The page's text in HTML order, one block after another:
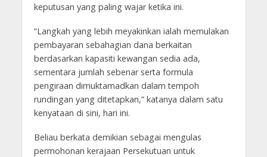
keputusan yang paling wajar ketika ini.
“Langkah yang lebih meyakinkan ialah memulakan
pembayaran sebahagian dana berkaitan
berdasarkan kapasiti kewangan sedia ada,
sementara jumlah sebenar serta formula
pengiraan dimuktamadkan dalam tempoh
rundingan yang ditetapkan,” katanya dalam satu
kenyataan di sini, hari ini.
Beliau berkata demikian sebagai mengulas
permohonan kerajaan Persekutuan untuk